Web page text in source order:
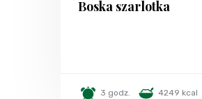
Boska szarlotka
3 godz. 4249 kcal